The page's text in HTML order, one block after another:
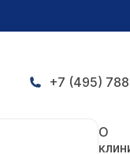
+7 (495)
О